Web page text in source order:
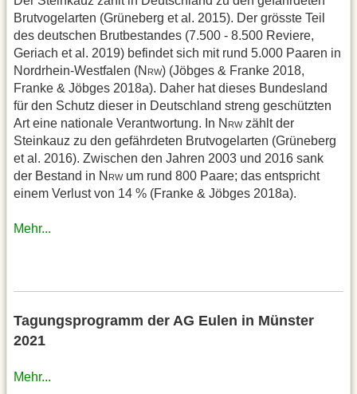
Brutvogelarten (Grüneberg et al. 2015). Der grösste Teil
des deutschen Brutbestandes (7.500 - 8.500 Reviere,
Geriach et al. 2019) befindet sich mit rund 5.000 Paaren in
Nordrhein-Westfa­len (N RW) (Jöbges & Franke 2018,
Franke & Jöbges 2018a). Daher hat dieses Bundesland
für den Schutz die­ser in Deutschland streng geschützten
Art eine nationale Verantwortung. In N RWzählt der
Steinkauz zu den ge­fährdeten Brutvogelarten (Grüne­berg
et al. 2016). Zwischen den Jah­ren 2003 und 2016 sank
der Bestand in N RWum rund 800 Paare; das entspricht
einem Verlust von 14 % (Franke & Jöbges 2018a).
Mehr...
Tagungsprogramm der AG Eulen in Münster
2021
Mehr...